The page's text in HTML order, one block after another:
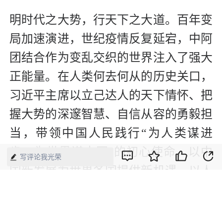
明时代之大势，行天下之大道。百年变
局加速演进，世纪疫情反复延宕，中阿
团结合作为变乱交织的世界注入了强大
正能量。在人类何去何从的历史关口，
习近平主席以立己达人的天下情怀、把
握大势的深邃智慧、自信从容的勇毅担
当，带领中国人民践行“为人类谋进
步，为世界谋大同”的初心使命，以中
国新发展为世界各国提供新机遇，以人
写评论我光荣